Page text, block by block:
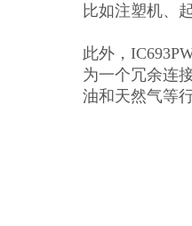
比如注塑机、
此外，
为一个冗余连
油和天然气等